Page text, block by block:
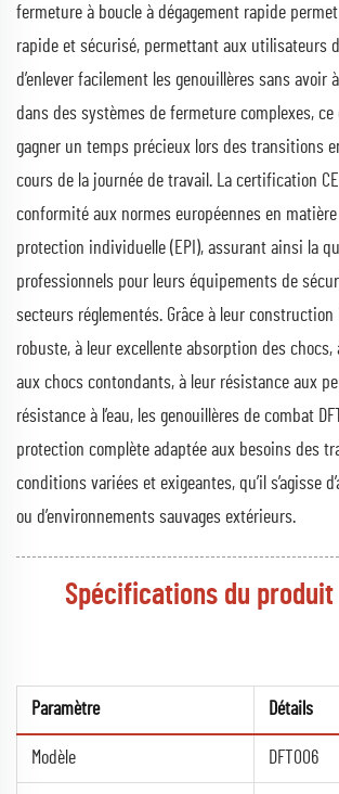
fermeture à boucle à dégagement rapide
rapide et sécurisé, permettant aux utilisateurs
d’enlever facilement les genouillères sans avoir
dans des systèmes de fermeture complexes,
gagner un temps précieux lors des transitions
cours de la journée de travail. La certification
conformité aux normes européennes en
protection individuelle (EPI), assurant ainsi la
professionnels pour leurs équipements de
secteurs réglementés. Grâce à leur
robuste, à leur excellente absorption des
aux chocs contondants, à leur résistance aux
résistance à l’eau, les genouillères de combat
protection complète adaptée aux besoins des
conditions variées et exigeantes, qu’il s’agisse
ou d’environnements sauvages extérieurs.
Spécifications du produit
Paramètre Détails
Modèle DFT006